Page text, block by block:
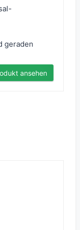
geraden
ansehen